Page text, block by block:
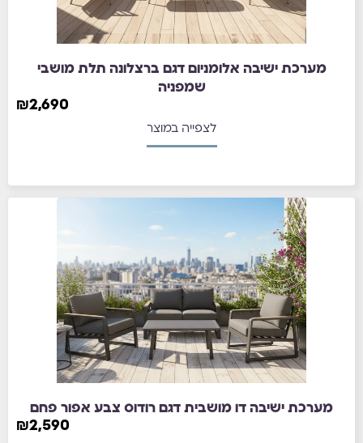
מערכת ישיבה אלומניום דגם ברצלונה תלת מושבי
שמפניה
₪2,690
לצפייה במוצר
מערכת ישיבה דו מושבית דגם רודוס צבע אפור פחם
₪2,590